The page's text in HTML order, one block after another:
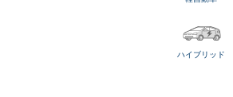
ハイブリッド